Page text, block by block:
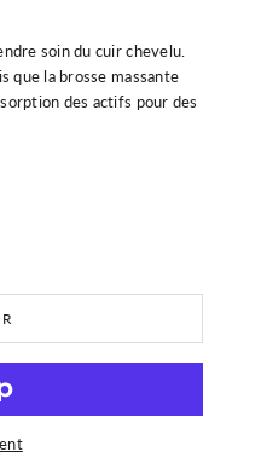
soin du cuir chevelu.
que la brosse massante
des actifs pour des